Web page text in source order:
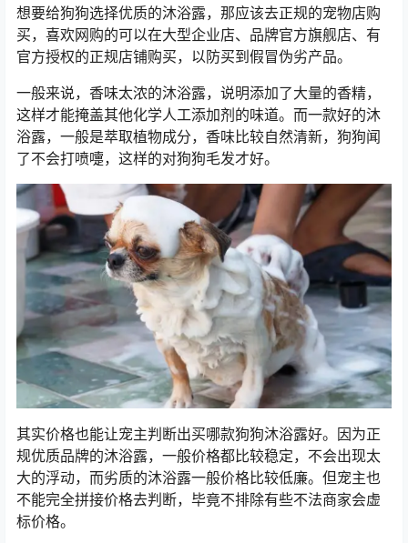
想要给狗狗选择优质的沐浴露，那应该去正规的宠物店购
买，喜欢网购的可以在大型企业店、品牌官方旗舰店、有
官方授权的正规店铺购买，以防买到假冒伪劣产品。
一般来说，香味太浓的沐浴露，说明添加了大量的香精，
这样才能掩盖其他化学人工添加剂的味道。而一款好的沐
浴露，一般是萃取植物成分，香味比较自然清新，狗狗闻
了不会打喷嚏，这样的对狗狗毛发才好。
其实价格也能让宠主判断出买哪款狗狗沐浴露好。因为正
规优质品牌的沐浴露，一般价格都比较稳定，不会出现太
大的浮动，而劣质的沐浴露一般价格比较低廉。但宠主也
不能完全拼接价格去判断，毕竟不排除有些不法商家会虚
标价格。